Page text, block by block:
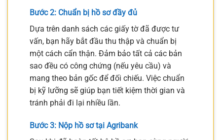
Bước 2: Chuẩn bị hồ sơ đầy đủ
Dựa trên danh sách các giấy tờ đã được tư
vấn, bạn hãy bắt đầu thu thập và chuẩn bị
một cách cẩn thận. Đảm bảo tất cả các bản
sao đều có công chứng (nếu yêu cầu) và
mang theo bản gốc để đối chiếu. Việc chuẩn
bị kỹ lưỡng sẽ giúp bạn tiết kiệm thời gian và
tránh phải đi lại nhiều lần.
Bước 3: Nộp hồ sơ tại Agribank